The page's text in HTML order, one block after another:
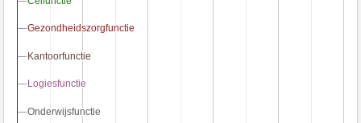
Gezondheidszorgfunctie
Gezondheidszorgfunctie
Kantoorfunctie
Kantoorfunctie
Logiesfunctie
Logiesfunctie
Onderwijsfunctie
Onderwijsfunctie